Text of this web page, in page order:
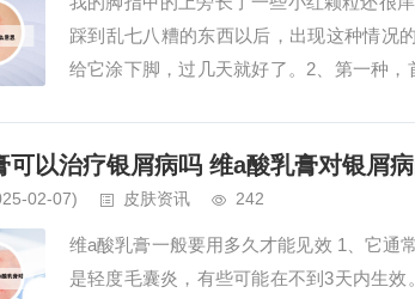
踩到乱七八糟的东西以后，出现这种情况
给它涂下脚，过几天就好了。2、第一种，
可以治疗银屑病吗 维a酸乳膏对银屑
02-07) 皮肤资讯 242
维a酸乳膏一般要用多久才能见效 1、它通
是轻度毛囊炎，有些可能在不到3天内生